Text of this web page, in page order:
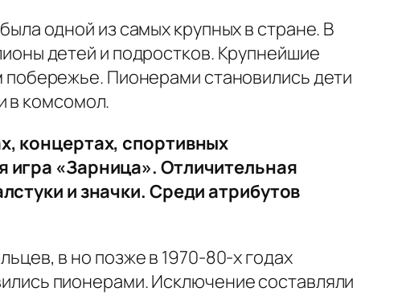
одной из самых крупных в стране. В
детей и подростков. Крупнейшие
Пионерами становились дети
в комсомол.
концертах, спортивных
игра «Зарница». Отличительная
и значки. Среди атрибутов
в но позже в 1970-80-х годах
пионерами. Исключение составляли